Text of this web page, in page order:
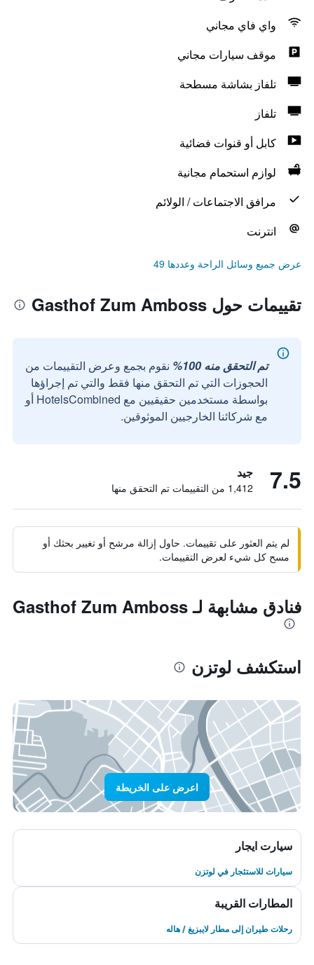
واي فاي مجاني
موقف سيارات مجاني
تلفاز بشاشة مسطحة
تلفاز
كابل أو قنوات فضائية
لوازم استحمام مجانية
مرافق الاجتماعات / الولائم
انترنت
عرض جميع وسائل الراحة وعددها 49
تقييمات حول Gasthof Zum Amboss
تم التحقق منه 100%
نقوم بجمع وعرض التقييمات من
الحجوزات التي تم التحقق منها فقط والتي تم إجراؤها
بواسطة مستخدمين حقيقيين مع HotelsCombined أو
مع شركائنا الخارجيين الموثوقين.
7.5 جيد
1,412 من التقييمات تم التحقق منها
لم يتم العثور على تقييمات. حاول إزالة مرشح أو تغيير بحثك أو
مسح كل شيء لعرض التقييمات.
فنادق مشابهة لـ Gasthof Zum Amboss
استكشف لوتزن
اعرض على الخريطة
سيارت ايجار
سيارات للاستئجار في لوتزن
المطارات القريبة
رحلات طيران إلى مطار لايبزيغ / هاله